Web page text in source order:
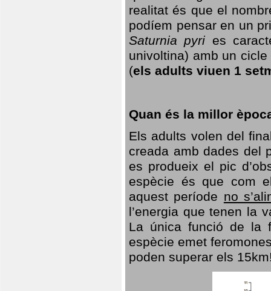
realitat és que el
podíem pensar en un
Saturnia pyri es
univoltina) amb un
(els adults viuen 1
Quan és la millor
Els adults volen del
creada amb dades del
es produeix el pic
espècie és que com
aquest període no
l’energia que tenen la
La única funció de la
espècie emet
poden superar els